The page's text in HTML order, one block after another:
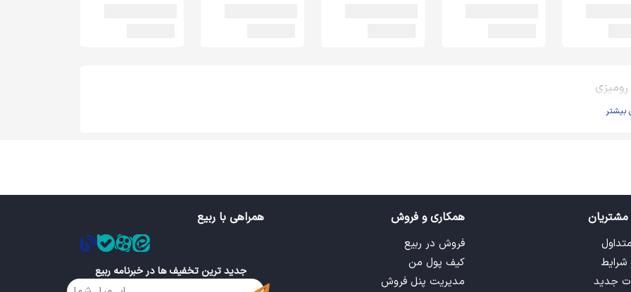
رومیزی
بیشتر
شرایط
جدید
همکاری و فروش
فروش در ربیع
کیف پول من
مدیریت پنل فروش
همراهی با ربیع
جدید ترین تخفیف ها در خبرنامه ربیع